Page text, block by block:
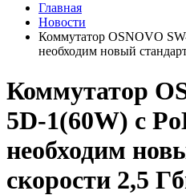
Главная
Новости
Коммутатор OSNOVO
необходим новый
Коммутатор
5D-1(60W) с
необходим
скорости 2,5